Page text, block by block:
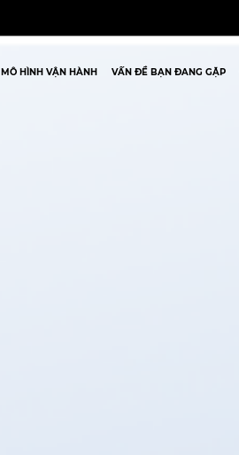
MÔ HÌNH VẬN HÀNH VẤN ĐỀ BẠN ĐANG GẶP